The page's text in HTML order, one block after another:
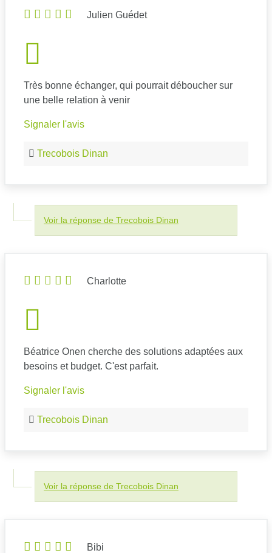
Julien Guédet
Très bonne échanger, qui pourrait déboucher sur
une belle relation à venir
Signaler l'avis
Trecobois Dinan
Voir la réponse de Trecobois Dinan
Charlotte
Béatrice Onen cherche des solutions adaptées aux
besoins et budget. C'est parfait.
Signaler l'avis
Trecobois Dinan
Voir la réponse de Trecobois Dinan
Bibi